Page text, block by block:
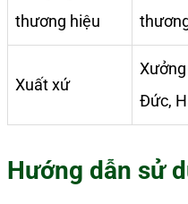
thương hiệu
Xuất xứ
Đức,
Hướng dẫn sử